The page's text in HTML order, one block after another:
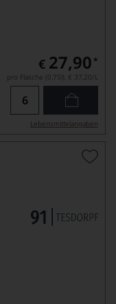
€ 27,90 *
pro Flasche (0.75l), € 37,20/L
Lebensmittel­angaben